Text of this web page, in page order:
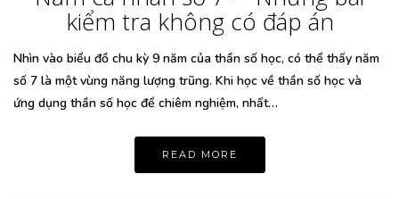
kiểm tra không có đáp án
Nhìn vào biểu đồ chu kỳ 9 năm của thần số học, có thể thấy năm
số 7 là một vùng năng lượng trũng. Khi học về thần số học và
ứng dụng thần số học để chiêm nghiệm, nhất…
READ MORE